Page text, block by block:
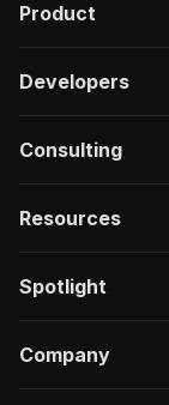
Product
Developers
Consulting
Resources
Spotlight
Company